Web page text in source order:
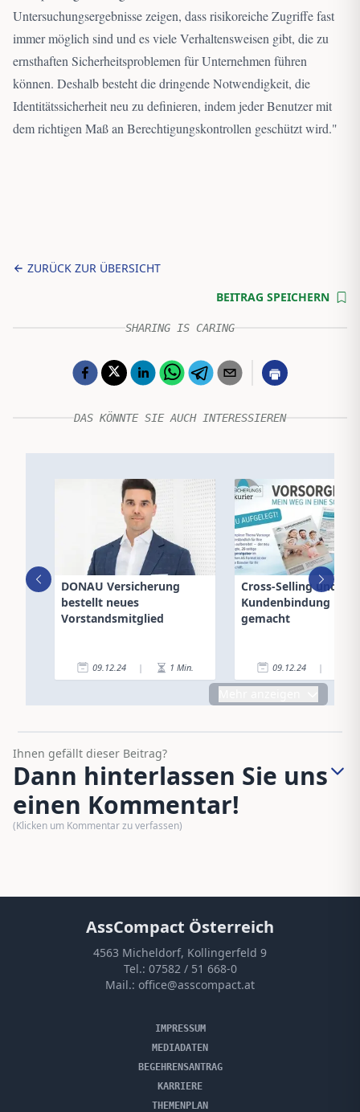
Untersuchungsergebnisse zeigen, dass risikoreiche Zugriffe fast
immer möglich sind und es viele Verhaltensweisen gibt, die zu
ernsthaften Sicherheitsproblemen für Unternehmen führen
können. Deshalb besteht die dringende Notwendigkeit, die
Identitätssicherheit neu zu definieren, indem jeder Benutzer mit
dem richtigen Maß an Berechtigungskontrollen geschützt wird."
ZURÜCK ZUR ÜBERSICHT
BEITRAG SPEICHERN
SHARING IS CARING
DAS KÖNNTE SIE AUCH INTERESSIEREN
DONAU Versicherung
bestellt neues
Vorstandsmitglied
09.12.24 | 1 Min.
Cross-Selling und
Kundenbindung
gemacht
09.12.24 |
Ihnen gefällt dieser Beitrag?
Dann hinterlassen Sie uns
einen Kommentar!
(Klicken um Kommentar zu verfassen)
AssCompact Österreich
4563 Micheldorf, Kollingerfeld 9
Tel.: 07582 / 51 668-0
Mail.: office@asscompact.at
IMPRESSUM
MEDIADATEN
BEGEHRENSANTRAG
KARRIERE
THEMENPLAN